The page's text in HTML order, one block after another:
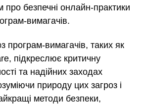
про безпечні онлайн-практики
вимагачів.
програм-вимагачів, таких як
підкреслює критичну
та надійних заходах
природу цих загроз і
методи безпеки,